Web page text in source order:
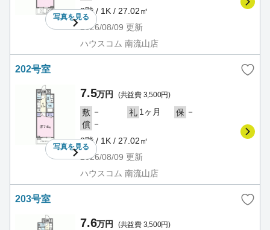
写真を見る
2階 / 1K / 27.02㎡
2026/08/09 更新
ハウスコム 南流山店
202号室
写真を見る
7.5万円 (共益費 3,500円)
敷 － 礼 1ヶ月 保 －
償 －
2階 / 1K / 27.02㎡
2026/08/09 更新
ハウスコム 南流山店
203号室
7.6万円 (共益費 3,500円)